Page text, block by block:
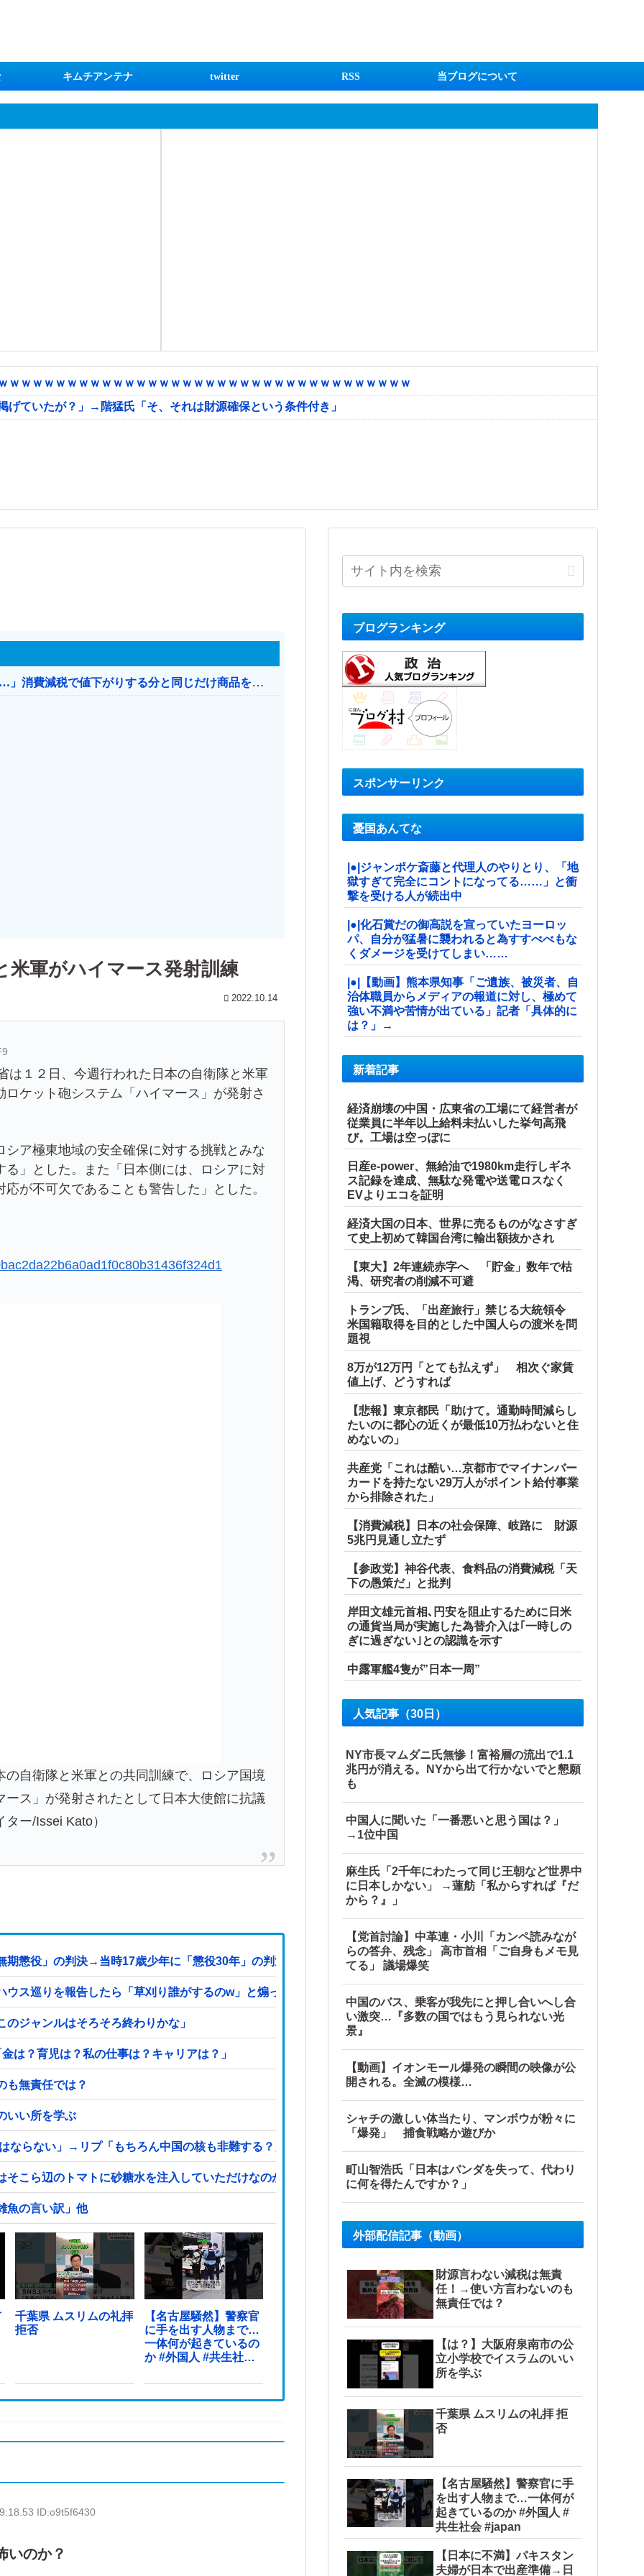
キムチアンテナ twitter RSS 当ブログについて
ｗｗｗｗｗｗｗｗｗｗｗｗｗｗｗｗｗｗｗｗｗｗｗｗｗｗｗｗｗｗｗｗｗｗ
ていたが？」→階猛氏「そ、それは財源確保という条件付き」
【消費税率1％】 「下げるのが筋なんですけど…」消費減税で値下がりする分と同じだけ商品を値上げして店頭価格を変えない店も
軍がハイマース発射訓練
2022.10.14
は１２日、今週行われた日本の自衛隊と米軍
ケット砲システム「ハイマース」が発射さ
ア極東地域の安全確保に対する挑戦とみな
」とした。また「日本側には、ロシアに対
が不可欠であることも警告した」とした。
自衛隊と米軍との共同訓練で、ロシア国境
ス」が発射されたとして日本大使館に抗議
ー/Issei Kato）
期懲役」の判決→当時17歳少年に「懲役30年」の判決
ウス巡りを報告したら「草刈り誰がするのw」と煽ってきたので…旦那が放った「一言」に義母オロオロｗｗ←嫌味を逆手
ジャンルはそろそろ終わりかな」
は？育児は？私の仕事は？キャリアは？」
も無責任では？
いい所を学ぶ
ならない」→リプ「もちろん中国の核も非難する？」→即ブロック
こら辺のトマトに砂糖水を注入していただけなのが判明して大問題にw
魚の言い訳」他
千葉県 ムスリムの礼拝
拒否
【名古屋騒然】警察官
に手を出す人物まで…
一体何が起きているの
か #外国人 #共生社会
ID:o9t5f6430
いのか？
ブログランキング
スポンサーリンク
憂国あんてな
|●|ジャンポケ斎藤と代理人のやりとり、「地
獄すぎて完全にコントになってる……」と衝
撃を受ける人が続出中
|●|化石賞だの御高説を宣っていたヨーロッ
パ、自分が猛暑に襲われると為すすべべもな
くダメージを受けてしまい……
|●|【動画】熊本県知事「ご遺族、被災者、自
治体職員からメディアの報道に対し、極めて
強い不満や苦情が出ている」記者「具体的に
は？」→
新着記事
経済崩壊の中国・広東省の工場にて経営者が
従業員に半年以上給料未払いした挙句高飛
び。工場は空っぽに
日産e-power、無給油で1980km走行しギネ
ス記録を達成、無駄な発電や送電ロスなく
EVよりエコを証明
経済大国の日本、世界に売るものがなさすぎ
て史上初めて韓国台湾に輸出額抜かされ
【東大】2年連続赤字へ 「貯金」数年で枯
渇、研究者の削減不可避
トランプ氏、「出産旅行」禁じる大統領令
米国籍取得を目的とした中国人らの渡米を問
題視
8万が12万円「とても払えず」 相次ぐ家賃
値上げ、どうすれば
【悲報】東京都民「助けて。通勤時間減らし
たいのに都心の近くが最低10万払わないと住
めないの」
共産党「これは酷い…京都市でマイナンバー
カードを持たない29万人がポイント給付事業
から排除された」
【消費減税】日本の社会保障、岐路に 財源
5兆円見通し立たず
【参政党】神谷代表、食料品の消費減税「天
下の愚策だ」と批判
岸田文雄元首相､円安を阻止するために日米
の通貨当局が実施した為替介入は｢一時しの
ぎに過ぎない｣との認識を示す
中露軍艦4隻が”日本一周”
人気記事（30日）
NY市長マムダニ氏無惨！富裕層の流出で1.1
兆円が消える。NYから出て行かないでと懇願
も
中国人に聞いた「一番悪いと思う国は？」
→1位中国
麻生氏「2千年にわたって同じ王朝など世界中
に日本しかない」 →蓮舫「私からすれば『だ
から？』」
【党首討論】中革連・小川「カンペ読みなが
らの答弁、残念」 高市首相「ご自身もメモ見
てる」 議場爆笑
中国のバス、乗客が我先にと押し合いへし合
い激突…『多数の国ではもう見られない光
景』
【動画】イオンモール爆発の瞬間の映像が公
開される。全滅の模様…
シャチの激しい体当たり、マンボウが粉々に
「爆発」 捕食戦略か遊びか
町山智浩氏「日本はパンダを失って、代わり
に何を得たんですか？」
外部配信記事（動画）
財源言わない減税は無責
任！→使い方言わないのも
無責任では？
【は？】大阪府泉南市の公
立小学校でイスラムのいい
所を学ぶ
千葉県 ムスリムの礼拝 拒
否
【名古屋騒然】警察官に手
を出す人物まで…一体何が
起きているのか #外国人 #
共生社会 #japan
【日本に不満】パキスタン
夫婦が日本で出産準備→日